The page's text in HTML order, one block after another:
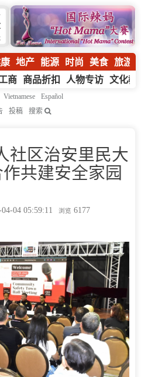
地产 能源 时尚 美食 旅游
商 商品折扣 人物专访 文化教
Vietnamese
Español
投稿 搜索
社区治安里民大
共建安全家园
04 05:59:11 浏览 6177